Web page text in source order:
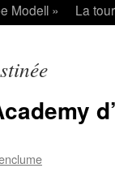
Modell » La